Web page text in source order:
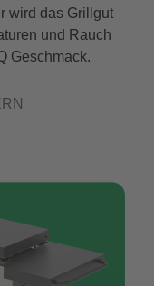
wird das Grillgut
und Rauch
Geschmack.